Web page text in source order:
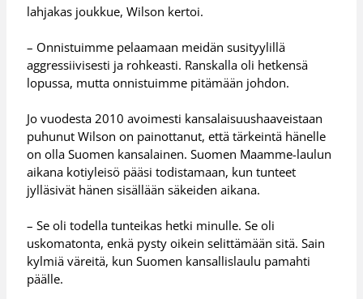
lahjakas joukkue, Wilson kertoi.
– Onnistuimme pelaamaan meidän susityylillä
aggressiivisesti ja rohkeasti. Ranskalla oli hetkensä
lopussa, mutta onnistuimme pitämään johdon.
Jo vuodesta 2010 avoimesti kansalaisuushaaveistaan
puhunut Wilson on painottanut, että tärkeintä hänelle
on olla Suomen kansalainen. Suomen Maamme-laulun
aikana kotiyleisö pääsi todistamaan, kun tunteet
jylläsivät hänen sisällään säkeiden aikana.
– Se oli todella tunteikas hetki minulle. Se oli
uskomatonta, enkä pysty oikein selittämään sitä. Sain
kylmiä väreitä, kun Suomen kansallislaulu pamahti
päälle.